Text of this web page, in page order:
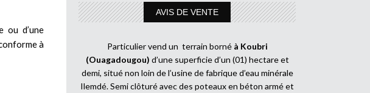
ou d’une
à
AVIS DE VENTE
Particulier vend un terrain borné à Koubri
(Ouagadougou) d’une superficie d’un (01) hectare et
demi, situé non loin de l’usine de fabrique d’eau minérale
Ilemdé. Semi clôturé avec des poteaux en béton armé et